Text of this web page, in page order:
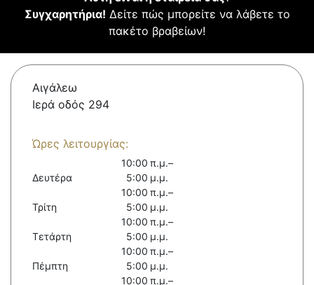
Συγχαρητήρια! Δείτε πώς μπορείτε να λάβετε το
πακέτο βραβείων!
Αιγάλεω
Ιερά οδός 294
Ώρες λειτουργίας:
Δευτέρα
10:00 π.μ.–
5:00 μ.μ.
Τρίτη
10:00 π.μ.–
5:00 μ.μ.
Τετάρτη
10:00 π.μ.–
5:00 μ.μ.
Πέμπτη
10:00 π.μ.–
5:00 μ.μ.
10:00 π.μ.–